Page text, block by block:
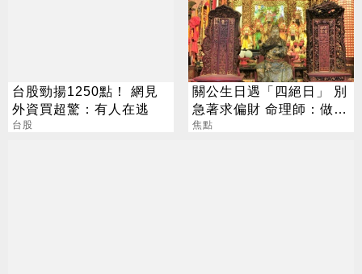
台股勁揚1250點！ 網見
外資買超驚：有人在逃
台股
關公生日遇「四絕日」 別
急著求偏財 命理師：做1
事更有效
焦點